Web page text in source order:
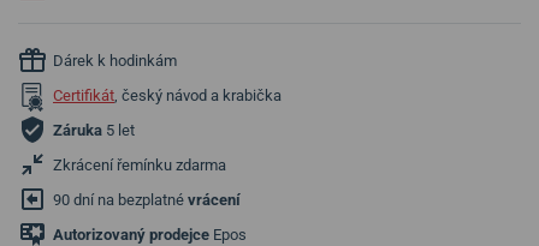
Dárek k hodinkám
Certifikát, český návod a krabička
Záruka 5 let
Zkrácení řemínku zdarma
90 dní na bezplatné vrácení
Autorizovaný prodejce Epos